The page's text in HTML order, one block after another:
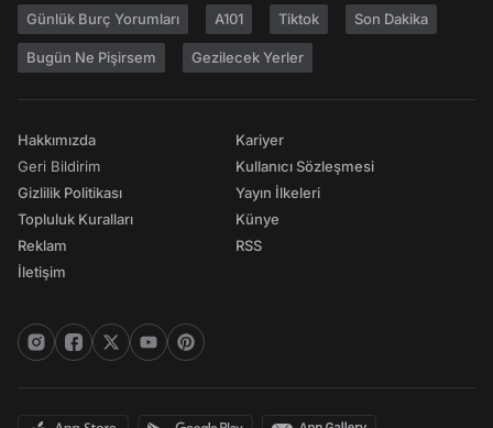
Günlük Burç Yorumları A101 Tiktok Son Dakika
Bugün Ne Pişirsem Gezilecek Yerler
Hakkımızda
Geri Bildirim
Gizlilik Politikası
Topluluk Kuralları
Reklam
İletişim
Kariyer
Kullanıcı Sözleşmesi
Yayın İlkeleri
Künye
RSS